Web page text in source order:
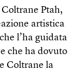
Ptah,
artistica
l’ha guidata
che ha dovuto
Coltrane la